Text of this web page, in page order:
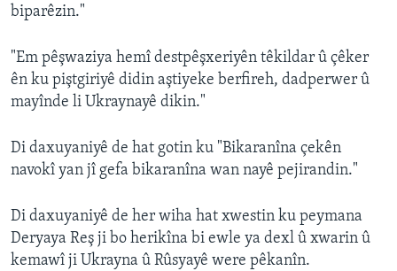
biparêzin."
"Em pêşwaziya hemî destpêşxeriyên têkildar û çêker
ên ku piştgiriyê didin aştiyeke berfireh, dadperwer û
mayînde li Ukraynayê dikin."
Di daxuyaniyê de hat gotin ku "Bikaranîna çekên
navokî yan jî gefa bikaranîna wan nayê pejirandin."
Di daxuyaniyê de her wiha hat xwestin ku peymana
Deryaya Reş ji bo herikîna bi ewle ya dexl û xwarin û
kemawî ji Ukrayna û Rûsyayê were pêkanîn.